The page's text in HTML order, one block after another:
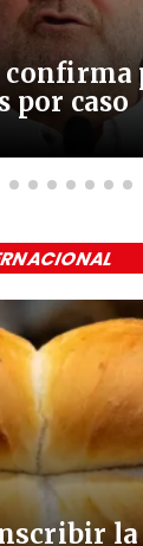
confirma
por caso
la